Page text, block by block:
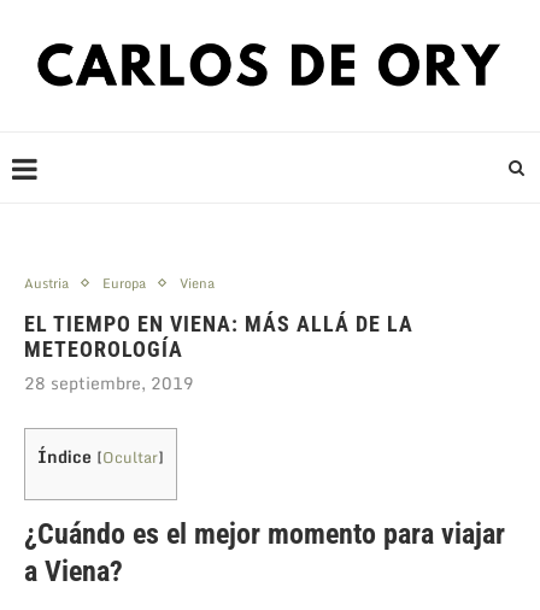
Austria Europa Viena
EL TIEMPO EN VIENA: MÁS ALLÁ DE LA
METEOROLOGÍA
28 septiembre, 2019
Índice [Ocultar]
¿Cuándo es el mejor momento para viajar
a Viena?